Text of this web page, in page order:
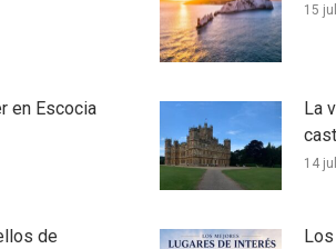
15
en Escocia
La
14
de